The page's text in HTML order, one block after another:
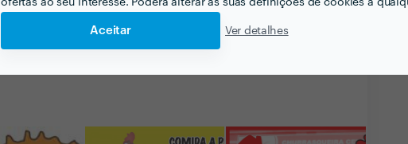
ofertas ao seu interesse. Poderá alterar as suas definições de cookies a
Aceitar Ver detalhes